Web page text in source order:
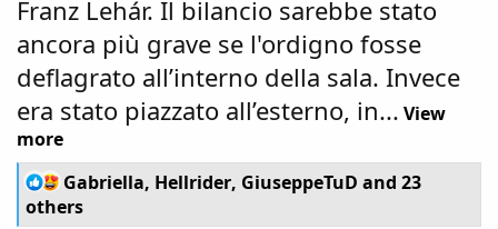
Franz Lehár. Il bilancio sarebbe stato
ancora più grave se l'ordigno fosse
deflagrato all’interno della sala. Invece
era stato piazzato all’esterno, in... View
more
R
e
a
Gabriella, Hellrider, GiuseppeTuD and 23
others